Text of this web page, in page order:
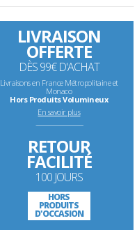
LIVRAISON
OFFERTE
DÈS 99€ D'ACHAT
Livraisons en France Métropolitaine et
Monaco
Hors Produits Volumineux
En savoir plus
--------------------------------------------------------------------
RETOUR
FACILITÉ
100 JOURS
HORS
PRODUITS
D'OCCASION